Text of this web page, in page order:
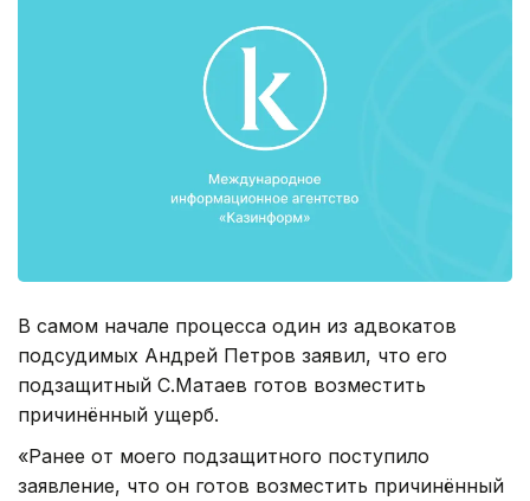
В самом начале процесса один из адвокатов
подсудимых Андрей Петров заявил, что его
подзащитный С.Матаев готов возместить
причинённый ущерб.
«Ранее от моего подзащитного поступило
заявление, что он готов возместить причинённый